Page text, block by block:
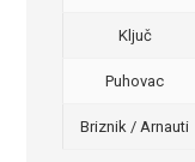
Ključ
Puhovac
Briznik / Arnauti